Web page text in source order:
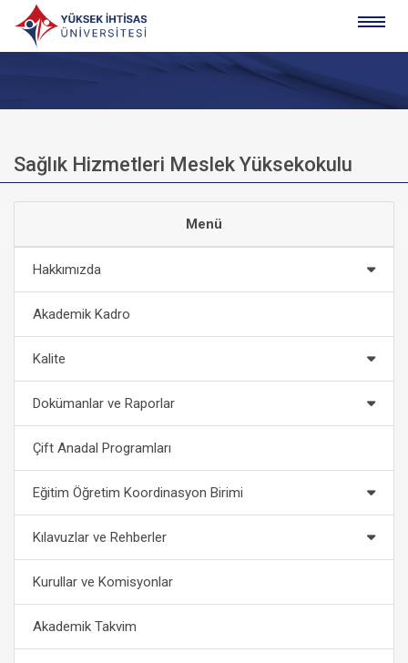
Sağlık Hizmetleri Meslek Yüksekokulu
Menü
Hakkımızda
Akademik Kadro
Kalite
Dokümanlar ve Raporlar
Çift Anadal Programları
Eğitim Öğretim Koordinasyon Birimi
Kılavuzlar ve Rehberler
Kurullar ve Komisyonlar
Akademik Takvim